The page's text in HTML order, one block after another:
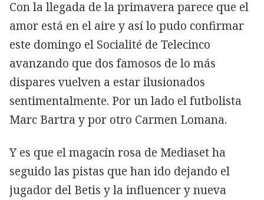
Con la llegada de la primavera parece que el
amor está en el aire y así lo pudo confirmar
este domingo el Socialité de Telecinco
avanzando que dos famosos de lo más
dispares vuelven a estar ilusionados
sentimentalmente. Por un lado el futbolista
Marc Bartra y por otro Carmen Lomana.
Y es que el magacín rosa de Mediaset ha
seguido las pistas que han ido dejando el
jugador del Betis y la influencer y nueva